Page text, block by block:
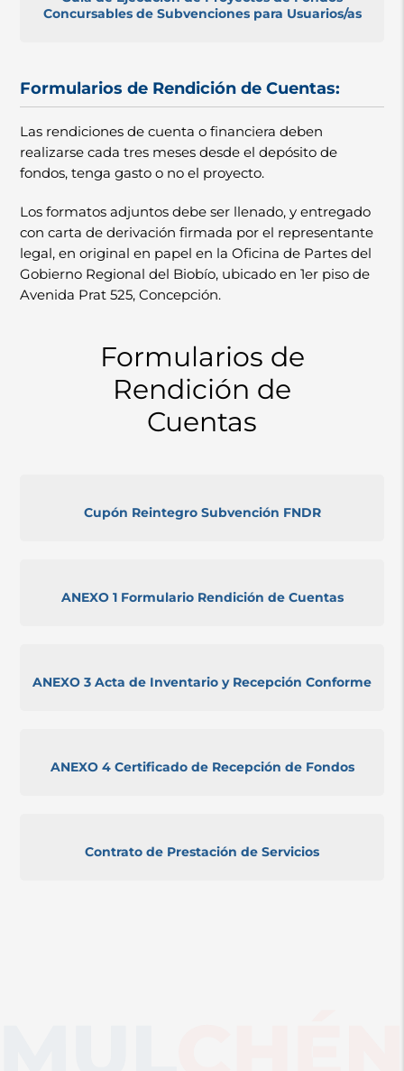
Concursables de Subvenciones para Usuarios/as
Formularios de Rendición de Cuentas:
Las rendiciones de cuenta o financiera deben
realizarse cada tres meses desde el depósito de
fondos, tenga gasto o no el proyecto.
Los formatos adjuntos debe ser llenado, y entregado
con carta de derivación firmada por el representante
legal, en original en papel en la Oficina de Partes del
Gobierno Regional del Biobío, ubicado en 1er piso de
Avenida Prat 525, Concepción.
Formularios de
Rendición de
Cuentas
Cupón Reintegro Subvención FNDR
ANEXO 1 Formulario Rendición de Cuentas
ANEXO 3 Acta de Inventario y Recepción Conforme
ANEXO 4 Certificado de Recepción de Fondos
Contrato de Prestación de Servicios